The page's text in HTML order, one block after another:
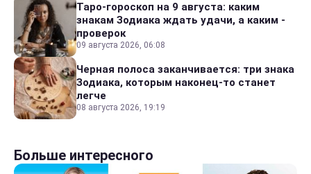
Таро-гороскоп на 9 августа: каким
знакам Зодиака ждать удачи, а каким -
проверок
09 августа 2026, 06:08
Черная полоса заканчивается: три знака
Зодиака, которым наконец-то станет
легче
08 августа 2026, 19:19
Больше интересного